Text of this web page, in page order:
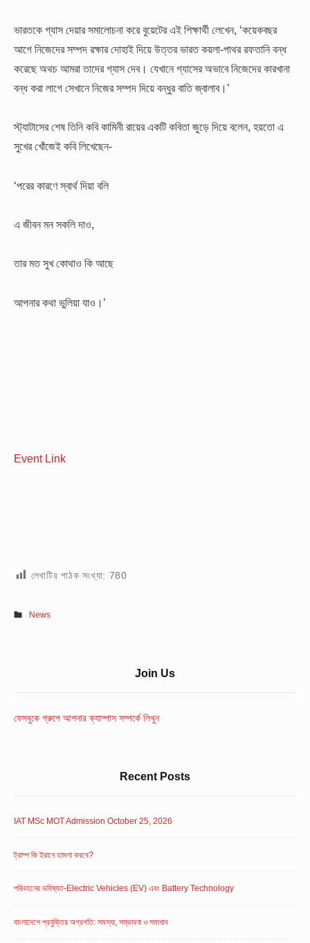
ভারতকে গ্যাস দেয়ার সমালোচনা করে বুয়েটের এই শিক্ষার্থী লেখেন, ‘কয়েকবছর
আগে নিজেদের সম্পদ রক্ষার দোহাই দিয়ে উত্তর ভারত কয়লা-পাথর রফতানি বন্ধ
করেছে অথচ আমরা তাদের গ্যাস দেব। যেখানে গ্যাসের অভাবে নিজেদের কারখানা
বন্ধ করা লাগে সেখানে নিজের সম্পদ দিয়ে বন্ধুর বাতি জ্বালাব।’
স্ট্যাটাসের শেষ তিনি কবি কামিনী রায়ের একটি কবিতা জুড়ে দিয়ে বলেন, হয়তো এ
সুখের খোঁজেই কবি লিখেছেন-
‘পরের কারণে স্বার্থ দিয়া বলি
এ জীবন মন সকলি দাও,
তার মত সুখ কোথাও কি আছে
আপনার কথা ভুলিয়া যাও।’
Event Link
লেখাটির পাঠক সংখ্যা: 780
News
Area
Join Us
ফেসবুকে গ্রুপে আপনার ক্যাম্পাস সম্পর্কে লিখুন
Recent Posts
IAT MSc MOT Admission October 25, 2026
ট্রাম্প কি ইরানে হামলা করবে?
পরিবহনের ভবিষ্যত-Electric Vehicles (EV) এবং Battery Technology
বাংলাদেশে প্রযুক্তির অগ্রগতি: সমস্যা, সম্ভাবনা ও সমাধান